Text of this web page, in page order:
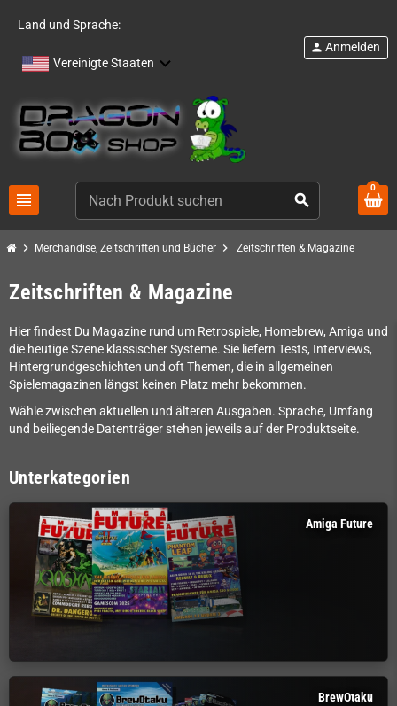
Land und Sprache:
Vereinigte Staaten
view_headline search
person Anmelden
0
chevron_right Merchandise, Zeitschriften und Bücher chevron_right Zeitschriften & Magazine
Zeitschriften & Magazine
Hier findest Du Magazine rund um Retrospiele, Homebrew, Amiga und
die heutige Szene klassischer Systeme. Sie liefern Tests, Interviews,
Hintergrundgeschichten und oft Themen, die in allgemeinen
Spielemagazinen längst keinen Platz mehr bekommen.
Wähle zwischen aktuellen und älteren Ausgaben. Sprache, Umfang
und beiliegende Datenträger stehen jeweils auf der Produktseite.
Unterkategorien
Amiga Future
BrewOtaku